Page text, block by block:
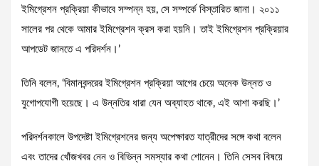
ইমিগ্রেশন প্রক্রিয়া কীভাবে সম্পন্ন হয়, সে সম্পর্কে বিস্তারিত জানা। ২০১১
সালের পর থেকে আমার ইমিগ্রেশন ক্রস করা হয়নি। তাই ইমিগ্রেশন প্রক্রিয়ার
আপডেট জানতে এ পরিদর্শন।’
তিনি বলেন, ‘বিমানবন্দরের ইমিগ্রেশন প্রক্রিয়া আগের চেয়ে অনেক উন্নত ও
যুগোপযোগী হয়েছে। এ উন্নতির ধারা যেন অব্যাহত থাকে, এই আশা করছি।’
পরিদর্শনকালে উপদেষ্টা ইমিগ্রেশনের জন্য অপেক্ষারত যাত্রীদের সঙ্গে কথা বলেন
এবং তাদের খোঁজখবর নেন ও বিভিন্ন সমস্যার কথা শোনেন। তিনি সেসব বিষয়ে